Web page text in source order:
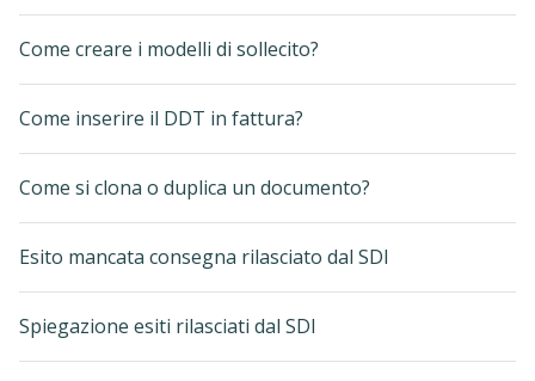
Come creare i modelli di sollecito?
Come inserire il DDT in fattura?
Come si clona o duplica un documento?
Esito mancata consegna rilasciato dal SDI
Spiegazione esiti rilasciati dal SDI